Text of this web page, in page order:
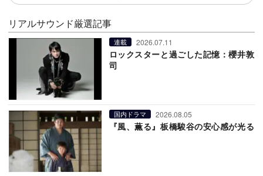
リアルサウンド厳選記事
連載 2026.07.11
ロックスターと過ごした記憶：櫻井敦
司
国内ドラマ 2026.08.05
『風、薫る』板橋駿谷の安心感が光る